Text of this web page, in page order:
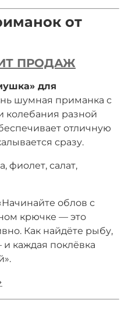
от
ПРОДАЖ
для
шумная приманка с
разной
отличную
сразу.
фиолет, салат,
облов с
крючке — это
Как найдёте рыбу,
каждая поклёвка